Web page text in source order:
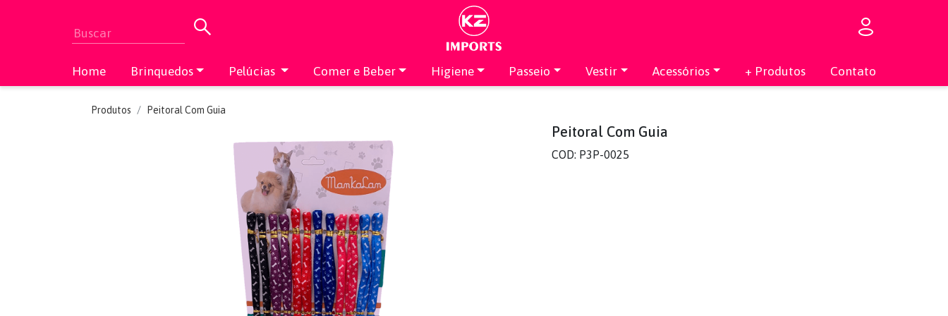
Home Brinquedos Pelúcias Comer e Beber Higiene Passeio Vestir Acessórios + Produtos Contato
Produtos Peitoral Com Guia
Peitoral Com Guia
COD: P3P-0025